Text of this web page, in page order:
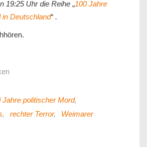
19:25 Uhr die Reihe „100 Jahre
Deutschland“ .
Jahre politischer Mord,
, rechter Terror,
Weimarer